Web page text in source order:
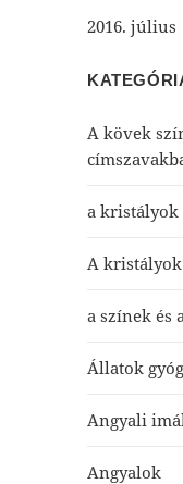
2016. július
A kövek
a kristályok
A
a színek és
Állatok
Angyali
Angyalok